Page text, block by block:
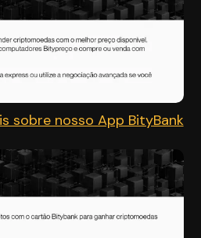
sobre nosso App BityBank